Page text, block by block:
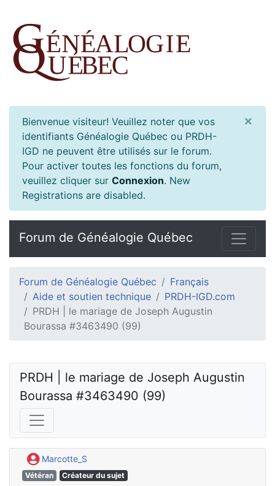
Bienvenue visiteur! Veuillez noter que vos
identifiants Généalogie Québec ou PRDH-
IGD ne peuvent être utilisés sur le forum.
Pour activer toutes les fonctions du forum,
veuillez cliquer sur Connexion. New
Registrations are disabled.
×
Forum de Généalogie Québec
Forum de Généalogie Québec
Français
Aide et soutien technique
PRDH-IGD.com
PRDH | le mariage de Joseph Augustin
Bourassa #3463490 (99)
PRDH | le mariage de Joseph Augustin
Bourassa #3463490 (99)
Marcotte_S
Vétéran Créateur du sujet